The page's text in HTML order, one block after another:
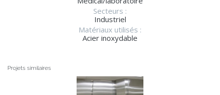
Secteurs :
Industriel
Matériaux utilisés :
Acier inoxydable
Projets similaires